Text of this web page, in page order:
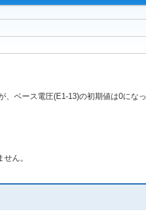
、ベース電圧(E1-13)の初期値は0になっ
ん。